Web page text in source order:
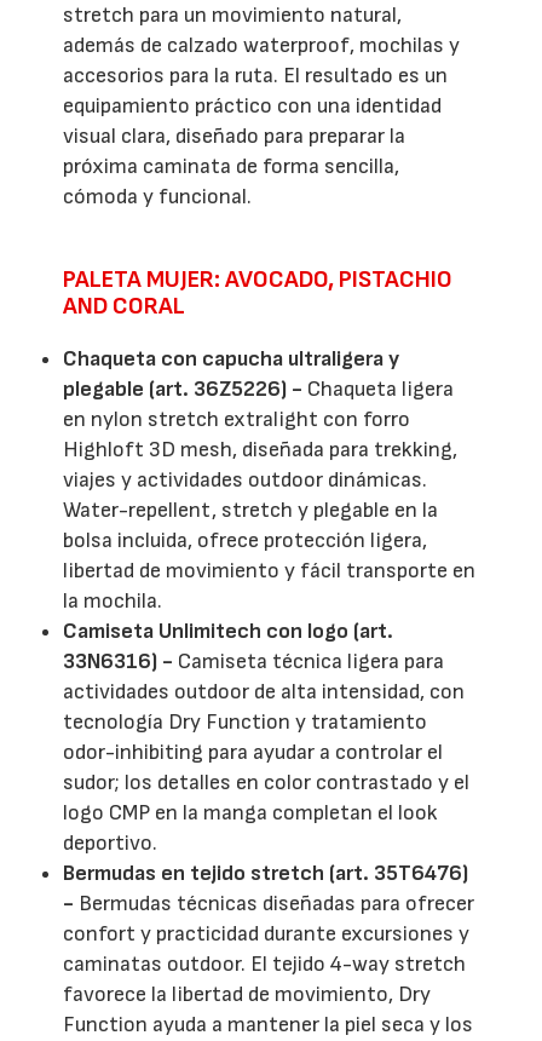
stretch para un movimiento natural,
además de calzado waterproof, mochilas y
accesorios para la ruta. El resultado es un
equipamiento práctico con una identidad
visual clara, diseñado para preparar la
próxima caminata de forma sencilla,
cómoda y funcional.
PALETA MUJER: AVOCADO, PISTACHIO
AND CORAL
Chaqueta con capucha ultraligera y
plegable (art. 36Z5226) - Chaqueta ligera
en nylon stretch extralight con forro
Highloft 3D mesh, diseñada para trekking,
viajes y actividades outdoor dinámicas.
Water-repellent, stretch y plegable en la
bolsa incluida, ofrece protección ligera,
libertad de movimiento y fácil transporte en
la mochila.
Camiseta Unlimitech con logo (art.
33N6316) - Camiseta técnica ligera para
actividades outdoor de alta intensidad, con
tecnología Dry Function y tratamiento
odor-inhibiting para ayudar a controlar el
sudor; los detalles en color contrastado y el
logo CMP en la manga completan el look
deportivo.
Bermudas en tejido stretch (art. 35T6476)
- Bermudas técnicas diseñadas para ofrecer
confort y practicidad durante excursiones y
caminatas outdoor. El tejido 4-way stretch
favorece la libertad de movimiento, Dry
Function ayuda a mantener la piel seca y los